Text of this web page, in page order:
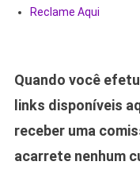
Reclame Aqui
Quando você
links disponíveis
receber uma
acarrete nenhum